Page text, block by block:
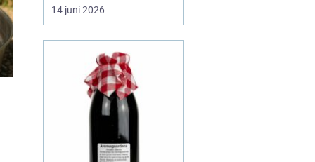
et lækkert marvben kan
hund til at spidse ører.
Men hvordan vælger
man kødben, som b...
14 juni 2026